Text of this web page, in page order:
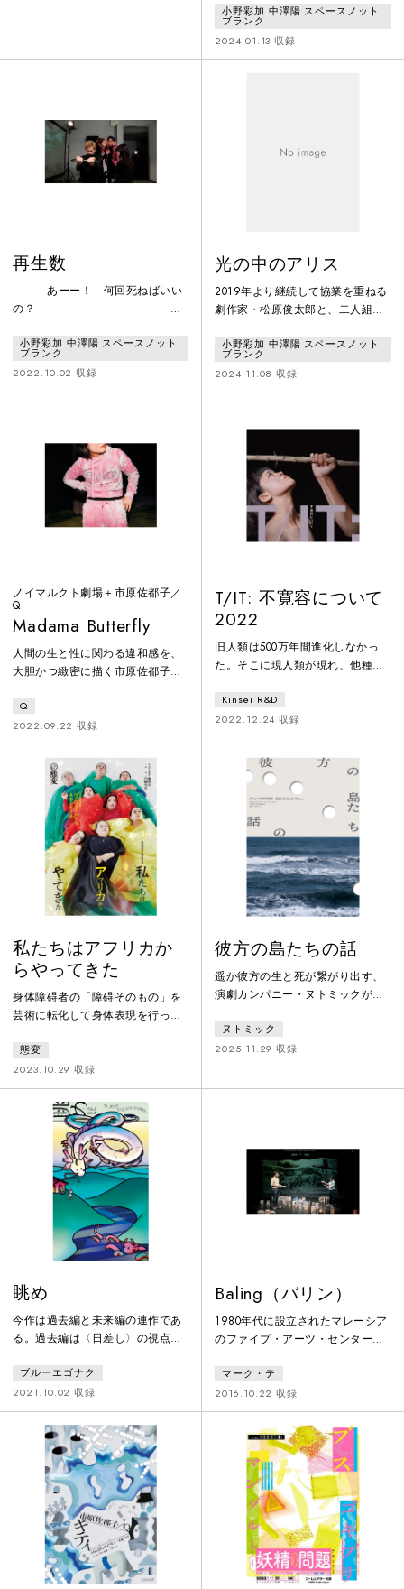
集団たちが、言葉の意味の侵入を
自覚的と無自覚的に行ない合いな
がら膨張し、飽和し、収縮し、最
小野彩加 中澤陽 スペースノット
ブランク
2024.01.13 収録
再生数
────あーー！ 何回死ねばいい
の？
しのいるところに、来て────何
度も殺されるフフと、何度も助け
るミチコのふたりは小さなループ
を作り、生活していた。ある日、
ループは歪む。撮影が開始された
ルーム内で、生きているひと、死
んでも死なないひと、もう死んだ
ひとらがガチガチにぶつかりあい
小野彩加 中澤陽 スペースノット
ブランク
2022.10.02 収録
光の中のアリス
2019年より継続して協業を重ねる
劇作家・松原俊太郎と、二人組の
ースノットブランクが、2020年12
月にロームシアター京都 ノースホ
ールで上演した『光の中のアリ
が2020年に引き続き続投、小野彩
加と中澤陽が演出と兼務、そして
伊東沙保と東出昌大が新たに加わ
る。「登場人物はは
小野彩加 中澤陽 スペースノット
ブランク
2024.11.08 収録
ノイマルクト劇場＋市原佐都子／
Q
Madama Butterfly
人間の生と性に関わる違和感を、
大胆かつ緻密に描く市原佐都子。
女と、スイス・チューリヒのノイ
マルクト劇場の共同制作作品が豊
岡に。西洋／男性からの視点で日
本／女性を描いたプッチーニのオ
ペラ『蝶々夫人』を原案に、その
構造を反転させ、日本／女性から
の視点で西洋／男性を描き、人種
やジェンダーに対する先入観を痛
烈に問い直す。
Q
2022.09.22 収録
T/IT: 不寛容について
2022
旧人類は500万年間進化しなかっ
た。そこに現人類が現れ、他種の
「力」となり、創意工夫が文明を
発展させていく。やがてヒトは全
同じ力（神）を信じない者への弾
圧は残虐を極めた。そこで、他者
との共存を図るため「寛容」とい
う概念が生まれる。共同体はしだ
いに国家となり、暴力を独占して
いく。武器は、鈍器なものから鋭
利なものへ発達し、弾丸となりや
がて情報とな
Kinsei R&D
2022.12.24 収録
私たちはアフリカか
らやってきた
身体障碍者の「障碍そのもの」を
芸術に転化して身体表現を行って
からアフリカに挑みます。人類発
祥の地と一説にいわれるアフリカ
から、偉大な旅が始まる第一部
（グレートジャーニー）そうやっ
て出て行ったポジティブな旅の連
中が、第二部（奴隷船）では、巨
悪な資本主義の根源である奴隷制
度の時代に帰ってくる。その時、
旅にもまれた連中がかき回す世界
は、どんなうねりを発するのか？
態変
2023.10.29 収録
彼方の島たちの話
遥か彼方の生と死が繋がり出す、
演劇カンパニー・ヌトミックが描
海岸へ訪れた私は、とある女性と
出会う。この景色に見覚えがあ
から1万年前の記憶を語りだす。思
中、私たちは船を漕ぎ出し
て……。全編を通じた生演奏とラ
ップのような語り、歌と台詞の境
界を行き来する声に
ヌトミック
2025.11.29 収録
眺め
今作は過去編と未来編の連作であ
る。過去編は〈日差し〉の視点か
プルな関係が描かれる。物語は二
人の別れから始まり、その末、日
差しは見たことはあるけどいつも
と違う、過去とも未来ともつかな
い空間に漂着する。未来編では日
差しと森の娘である〈春望〉が主
人公となり〈陽子ひいばあちゃ
ん〉を探す旅に出る。またインタ
ールードとして現われる〈せか
い〉の存在が作品世界全体を複雑
に揺り動かす。
ブルーエゴナク
2021.10.02 収録
Baling（バリン）
1980年代に設立されたマレーシア
のファイブ・アーツ・センター
サーが主体的に参加する活動体と
して、彼の地のアートシーンにお
いて強い存在感を放っている。本
作『Baling（バリン）』の演出を
務めるマーク・テは、そのファイ
ブ・アーツ・センターの一員であ
り、演出家、キュレーター、研究
者と多くの顔を持つ。本作で取り
上げる「バリン会談」とは、1955
年、現政権（マラヤ連邦）とマ
マーク・テ
2016.10.22 収録